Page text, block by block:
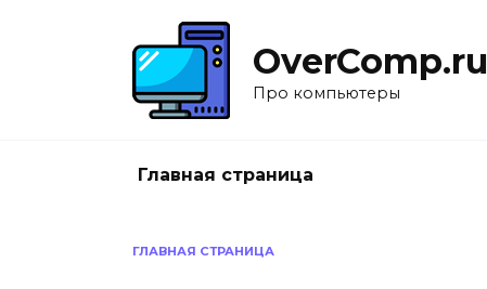
OverComp.ru
Про компьютеры
Главная страница
ГЛАВНАЯ СТРАНИЦА